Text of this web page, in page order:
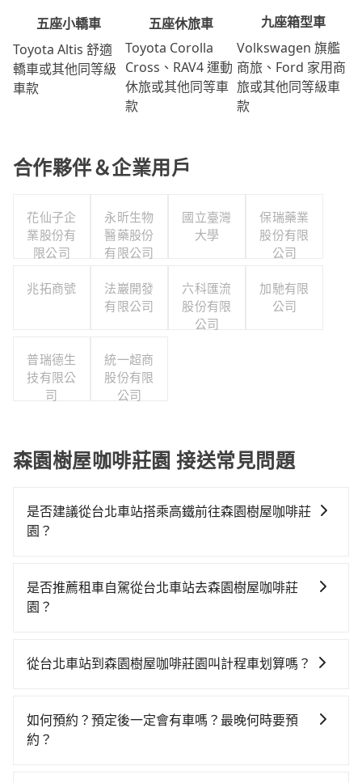
五座小轎車
Toyota Altis 舒適
轎車或其他同等級
車款
五座休旅車
Toyota Corolla
Cross、RAV4 運動
休旅或其他同等車
款
九座箱型車
Volkswagen 旗艦
商旅、Ford 家用商
旅或其他同等級車
款
合作夥伴＆企業用戶
花仙子企
業股份有
限公司
永昕生物
醫藥股份
有限公司
國立臺灣
大學
保瑞藥業
股份有限
公司
兆拓商號
法巖開發
有限公司
六科匯流
股份有限
公司
加馳有限
公司
普瑞德生
技有限公
司
統一超商
股份有限
公司
森園樹屋咖啡莊園 接送常見問題
是否建議從台北車站搭乘高鐵前往森園樹屋咖啡莊
園？
貴、費時、轉車麻煩！從最早06:26一直到23:00，台北-
新竹一天最多有61班次高鐵可搭乘。假設從台北車站 (台
分）的高鐵從台北站前往新竹高鐵站，每人票價290元，
竹縣新豐鄉) 的目的地。全程加上轉車時間共1小時39分
鐘，假設3位同行，高鐵加轉乘之平均每人花費為460
是否推薦租車自駕從台北車站去森園樹屋咖啡莊
園？
時不需要閉目養神（因為要自己開車），最重要的是你
$115~205承租小轎車，每公里再額外加收$3.2，從台北
車站到森園樹屋咖啡莊園的花費預估為
從台北車站到森園樹屋咖啡莊園叫計程車划算嗎？
灣大車隊、Uber、Line Taxi、Yoxi等，如果在路邊攔不
到車，也可考慮打電話至台北車站附近的計程車隊，如
如何預約？預定後一定會有車嗎？最晚何時要預
約？